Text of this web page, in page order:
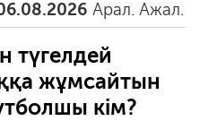
Арал. Ажал.
түгелдей
жұмсайтын
кім?